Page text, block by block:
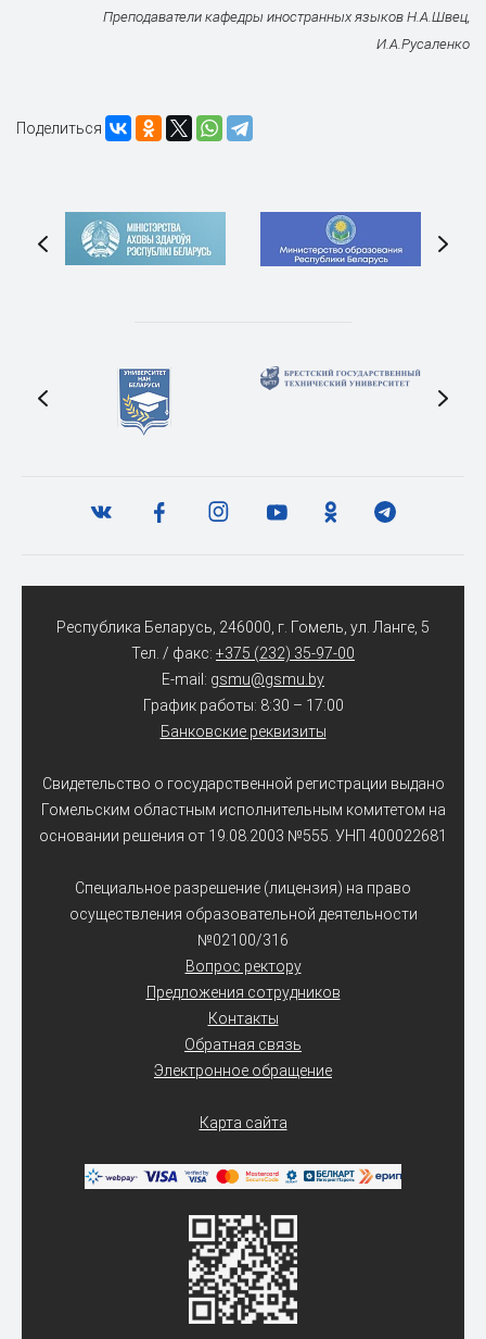
Преподаватели кафедры иностранных языков Н.А.Швец,
И.А.Русаленко
Поделиться
Республика Беларусь, 246000, г. Гомель, ул. Ланге, 5
Тел. / факс: +375 (232) 35-97-00
E-mail: gsmu@gsmu.by
График работы: 8:30 – 17:00
Банковские реквизиты
Свидетельство о государственной регистрации выдано
Гомельским областным исполнительным комитетом на
основании решения от 19.08.2003 №555. УНП 400022681
Специальное разрешение (лицензия) на право
осуществления образовательной деятельности
№02100/316
Вопрос ректору
Предложения сотрудников
Контакты
Обратная связь
Электронное обращение
Карта сайта